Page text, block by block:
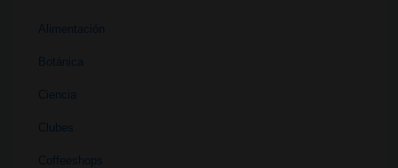
Alimentación
Botánica
Ciencia
Clubes
Coffeeshops